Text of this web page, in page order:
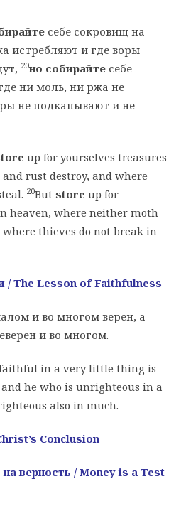
себе сокровищ на
истребляют и где воры
20но собирайте себе
ни моль, ни ржа не
не подкапывают и не
up for yourselves treasures
rust destroy, and where
20But store up for
heaven, where neither moth
thieves do not break in
/ The Lesson of Faithfulness
и во многом верен, а
и во многом.
in a very little thing is
he who is unrighteous in a
also in much.
Conclusion
верность / Money is a Test